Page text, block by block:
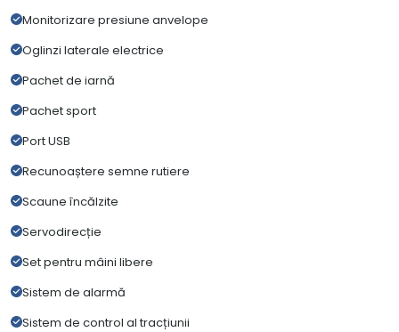
Monitorizare presiune anvelope
Oglinzi laterale electrice
Pachet de iarnă
Pachet sport
Port USB
Recunoaștere semne rutiere
Scaune încălzite
Servodirecție
Set pentru mâini libere
Sistem de alarmă
Sistem de control al tracțiunii